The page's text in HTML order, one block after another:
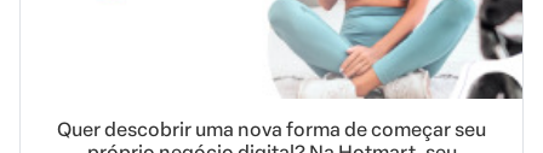
Quer descobrir uma nova forma de começar seu